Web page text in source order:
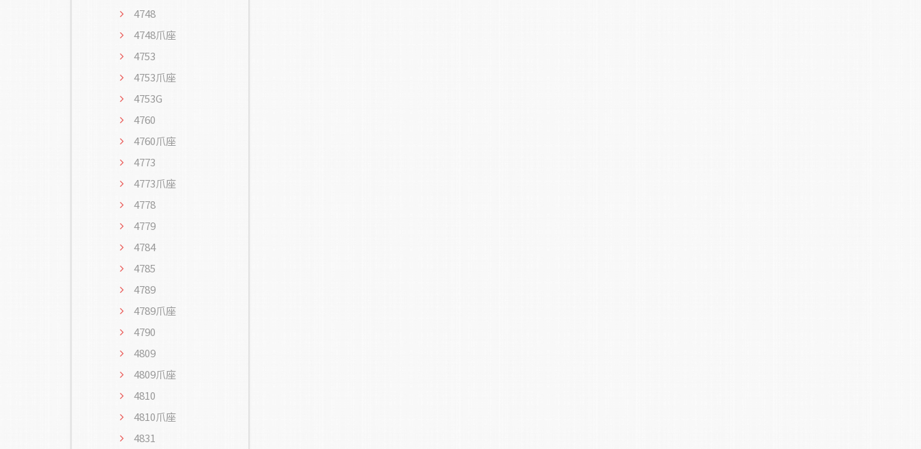
4748
4748爪座
4753
4753爪座
4753G
4760
4760爪座
4773
4773爪座
4778
4779
4784
4785
4789
4789爪座
4790
4809
4809爪座
4810
4810爪座
4831